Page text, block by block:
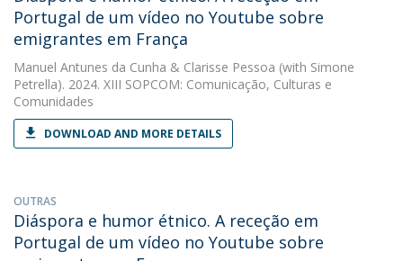
Portugal de um vídeo no Youtube sobre
emigrantes em França
Manuel Antunes da Cunha & Clarisse Pessoa (with Simone
Petrella). 2024. XIII SOPCOM: Comunicação, Culturas e
Comunidades
DOWNLOAD AND MORE DETAILS
OUTRAS
Diáspora e humor étnico. A receção em
Portugal de um vídeo no Youtube sobre